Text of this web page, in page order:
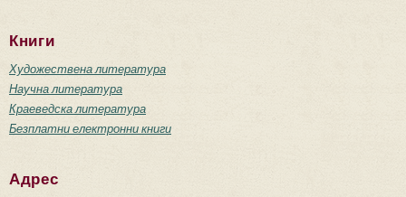
Книги
Художествена литература
Научна литература
Краеведска литература
Безплатни електронни книги
Адрес